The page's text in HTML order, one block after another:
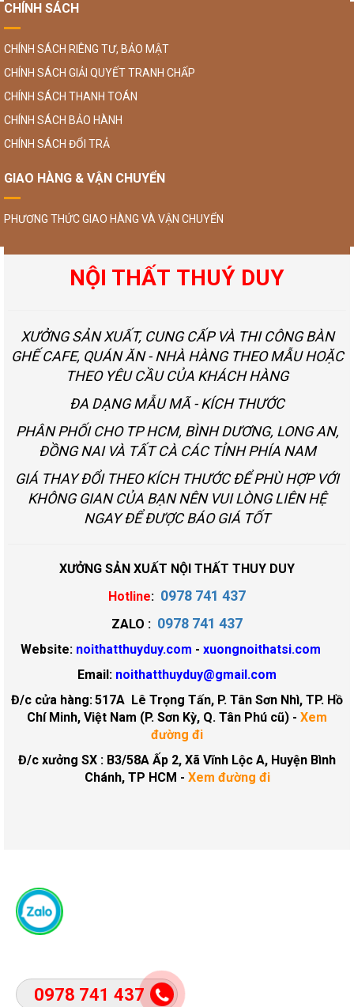
CHÍNH SÁCH
CHÍNH SÁCH RIÊNG TƯ, BẢO MẬT
CHÍNH SÁCH GIẢI QUYẾT TRANH CHẤP
CHÍNH SÁCH THANH TOÁN
CHÍNH SÁCH BẢO HÀNH
CHÍNH SÁCH ĐỔI TRẢ
GIAO HÀNG & VẬN CHUYỂN
PHƯƠNG THỨC GIAO HÀNG VÀ VẬN CHUYỂN
NỘI THẤT THUÝ DUY
XƯỞNG SẢN XUẤT, CUNG CẤP VÀ THI CÔNG BÀN
GHẾ CAFE, QUÁN ĂN - NHÀ HÀNG THEO MẪU HOẶC
THEO YÊU CẦU CỦA KHÁCH HÀNG
ĐA DẠNG MẪU MÃ - KÍCH THƯỚC
PHÂN PHỐI CHO TP HCM, BÌNH DƯƠNG, LONG AN,
ĐỒNG NAI VÀ TẤT CÀ CÁC TỈNH PHÍA NAM
GIÁ THAY ĐỔI THEO KÍCH THƯỚC ĐỂ PHÙ HỢP VỚI
KHÔNG GIAN CỦA BẠN NÊN VUI LÒNG LIÊN HỆ
NGAY ĐỂ ĐƯỢC BÁO GIÁ TỐT
XƯỞNG SẢN XUẤT NỘI THẤT THUY DUY
Hotline: 0978 741 437
ZALO : 0978 741 437
Website: noithatthuyduy.com - xuongnoithatsi.com
Email: noithatthuyduy@gmail.com
Đ/c cửa hàng:517A Lê Trọng Tấn, P. Tân Sơn Nhì, TP. Hồ
Chí Minh, Việt Nam (P. Sơn Kỳ, Q. Tân Phú cũ) - Xem
đường đi
Đ/c xưởng SX : B3/58A Ấp 2, Xã Vĩnh Lộc A, Huyện Bình
Chánh, TP HCM - Xem đường đi
0978 741 437